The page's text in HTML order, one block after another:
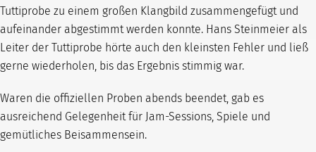
Tuttiprobe zu einem großen Klangbild zusammengefügt und
aufeinander abgestimmt werden konnte. Hans Steinmeier als
Leiter der Tuttiprobe hörte auch den kleinsten Fehler und ließ
gerne wiederholen, bis das Ergebnis stimmig war.
Waren die offiziellen Proben abends beendet, gab es
ausreichend Gelegenheit für Jam-Sessions, Spiele und
gemütliches Beisammensein.